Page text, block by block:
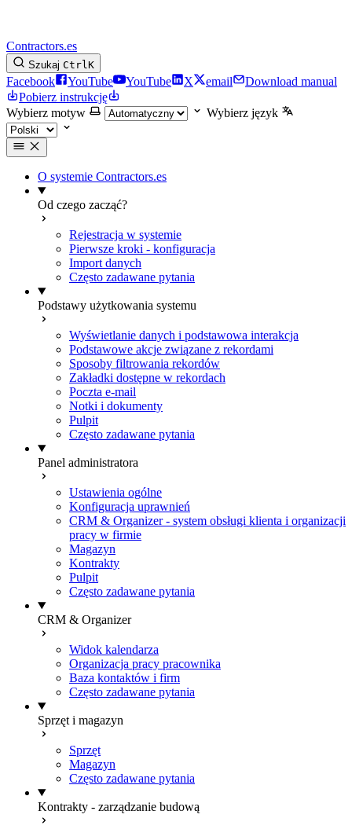
Contractors.es
Szukaj CtrlK
Facebook YouTube YouTube X email
Download manual
Pobierz instrukcję
Wybierz motyw
Wybierz język
O systemie Contractors.es
Od czego zacząć?
Rejestracja w systemie
Pierwsze kroki - konfiguracja
Import danych
Często zadawane pytania
Podstawy użytkowania systemu
Wyświetlanie danych i podstawowa interakcja
Podstawowe akcje związane z rekordami
Sposoby filtrowania rekordów
Zakładki dostępne w rekordach
Poczta e-mail
Notki i dokumenty
Pulpit
Często zadawane pytania
Panel administratora
Ustawienia ogólne
Konfiguracja uprawnień
CRM & Organizer - system obsługi klienta i organizacji
pracy w firmie
Magazyn
Kontrakty
Pulpit
Często zadawane pytania
CRM & Organizer
Widok kalendarza
Organizacja pracy pracownika
Baza kontaktów i firm
Często zadawane pytania
Sprzęt i magazyn
Sprzęt
Magazyn
Często zadawane pytania
Kontrakty - zarządzanie budową